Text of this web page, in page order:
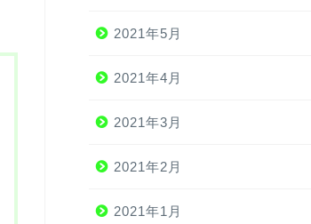
2021年5月
2021年4月
2021年3月
2021年2月
2021年1月